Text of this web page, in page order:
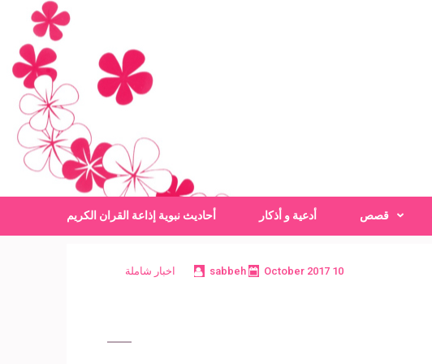
قصص أدعية و أذكار أحاديث نبوية إذاعة القران الكريم
10 October 2017
sabbeh اخبار شاملة